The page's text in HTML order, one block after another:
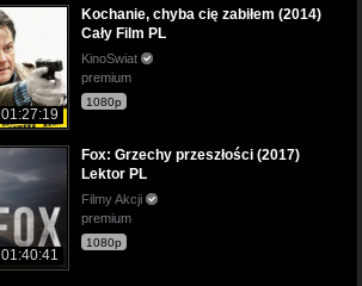
01:27:19
Kochanie, chyba cię zabiłem (2014)
Cały Film PL
KinoSwiat
premium
1080p
01:40:41
Fox: Grzechy przeszłości (2017)
Lektor PL
Filmy Akcji
premium
1080p